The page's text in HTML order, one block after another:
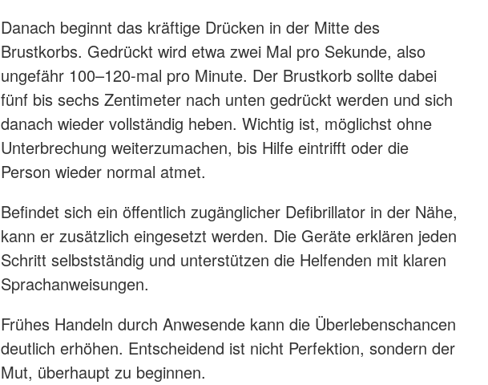
Danach beginnt das kräftige Drücken in der Mitte des
Brustkorbs. Gedrückt wird etwa zwei Mal pro Sekunde, also
ungefähr 100–120-mal pro Minute. Der Brustkorb sollte dabei
fünf bis sechs Zentimeter nach unten gedrückt werden und sich
danach wieder vollständig heben. Wichtig ist, möglichst ohne
Unterbrechung weiterzumachen, bis Hilfe eintrifft oder die
Person wieder normal atmet.
Befindet sich ein öffentlich zugänglicher Defibrillator in der Nähe,
kann er zusätzlich eingesetzt werden. Die Geräte erklären jeden
Schritt selbstständig und unterstützen die Helfenden mit klaren
Sprachanweisungen.
Frühes Handeln durch Anwesende kann die Überlebenschancen
deutlich erhöhen. Entscheidend ist nicht Perfektion, sondern der
Mut, überhaupt zu beginnen.